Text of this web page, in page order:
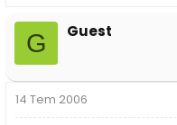
G Guest
14 Tem 2006